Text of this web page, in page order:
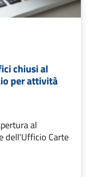
chiusi al
per attività
al
dell'Ufficio Carte